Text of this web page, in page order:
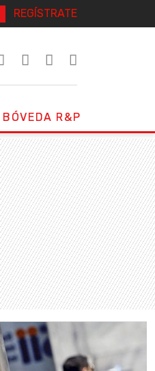
REGÍSTRATE
BÓVEDA R&P